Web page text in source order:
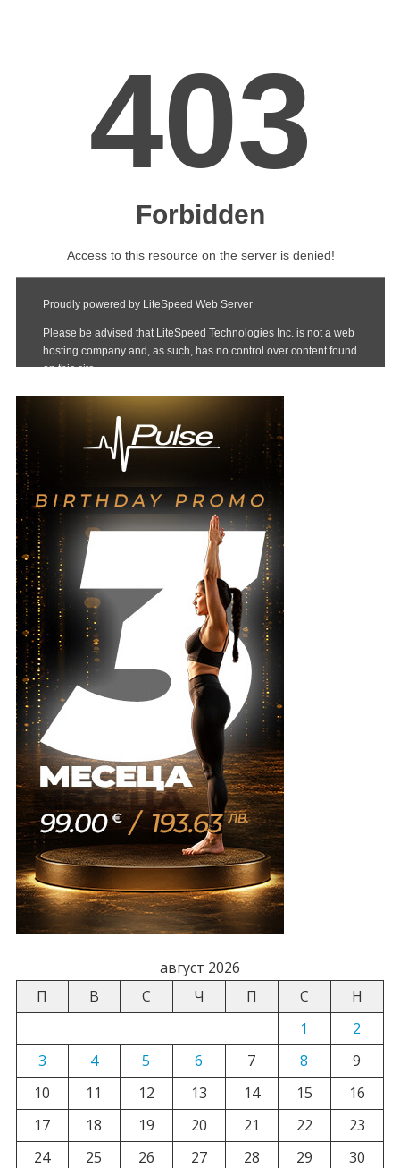
август 2026
П
В С Ч П С
Н
1
2
3
4 5 6 7 8
9
10
11 12 13 14 15
16
17
18 19 20 21 22
23
24
25 26 27 28 29
30